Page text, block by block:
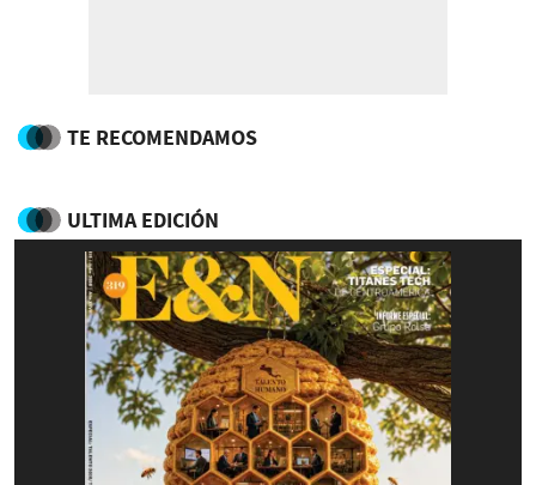
TE RECOMENDAMOS
ULTIMA EDICIÓN